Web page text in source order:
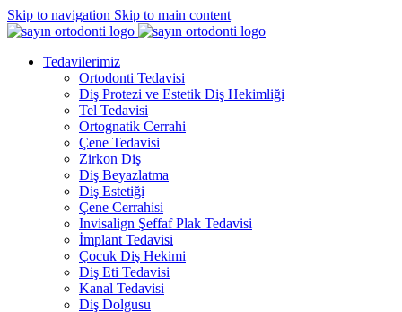
Skip to navigation Skip to main content
Tedavilerimiz
Ortodonti Tedavisi
Diş Protezi ve Estetik Diş Hekimliği
Tel Tedavisi
Ortognatik Cerrahi
Çene Tedavisi
Zirkon Diş
Diş Beyazlatma
Diş Estetiği
Çene Cerrahisi
Invisalign Şeffaf Plak Tedavisi
İmplant Tedavisi
Çocuk Diş Hekimi
Diş Eti Tedavisi
Kanal Tedavisi
Diş Dolgusu